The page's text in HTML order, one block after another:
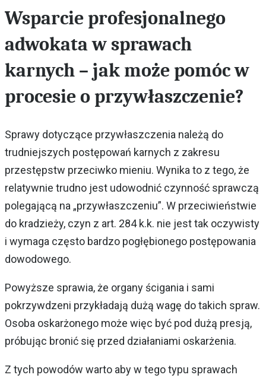
Wsparcie profesjonalnego
adwokata w sprawach
karnych – jak może pomóc w
procesie o przywłaszczenie?
Sprawy dotyczące przywłaszczenia należą do
trudniejszych postępowań karnych z zakresu
przestępstw przeciwko mieniu. Wynika to z tego, że
relatywnie trudno jest udowodnić czynność sprawczą
polegającą na „przywłaszczeniu”. W przeciwieństwie
do kradzieży, czyn z art. 284 k.k. nie jest tak oczywisty
i wymaga często bardzo pogłębionego postępowania
dowodowego.
Powyższe sprawia, że organy ścigania i sami
pokrzywdzeni przykładają dużą wagę do takich spraw.
Osoba oskarżonego może więc być pod dużą presją,
próbując bronić się przed działaniami oskarżenia.
Z tych powodów warto aby w tego typu sprawach